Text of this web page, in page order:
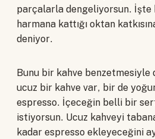
parçalarla dengeliyorsun. İşte
harmana kattığı oktan
deniyor.
Bunu bir kahve benzetmesiyle
ucuz bir kahve var, bir de
espresso. İçeceğin belli bir
istiyorsun. Ucuz kahveyi
kadar espresso ekleyeceğini